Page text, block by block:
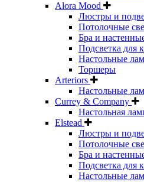
Alora Mood
Люстры и
Потолочные
Бра и
Подсветка для
Настольные
Торшеры
Arteriors
Настольные
Currey & Company
Настольная
Elstead
Люстры и
Потолочные
Бра и
Подсветка для
Настольные